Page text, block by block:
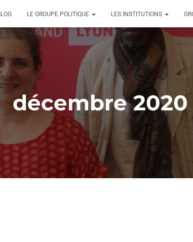
LE GROUPE POLITIQUE LES INSTITUTIONS
décembre 2020